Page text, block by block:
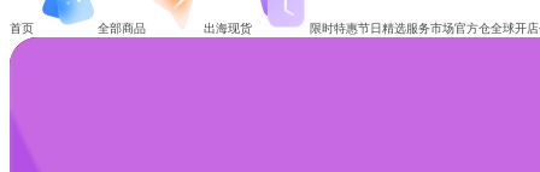
首页 全部商品 出海现货 限时特惠节日精选服务市场官方仓全球开店